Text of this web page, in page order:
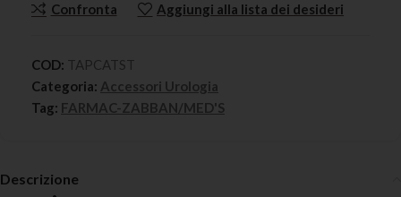
Confronta Aggiungi alla lista dei desideri
COD: TAPCATST
Categoria: Accessori Urologia
Tag: FARMAC-ZABBAN/MED'S
Descrizione